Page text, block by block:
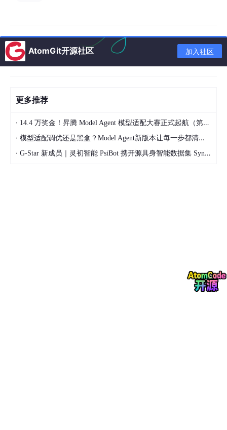
AtomGit开源社区 加入社区
更多推荐
· 14.4 万奖金！昇腾 Model Agent 模型适配大赛正式起航（第二季）
· 模型适配调优还是黑盒？Model Agent新版本让每一步都清晰可见
· G-Star 新成员｜灵初智能 PsiBot 携开源具身智能数据集 SynData 入驻 AtomGit